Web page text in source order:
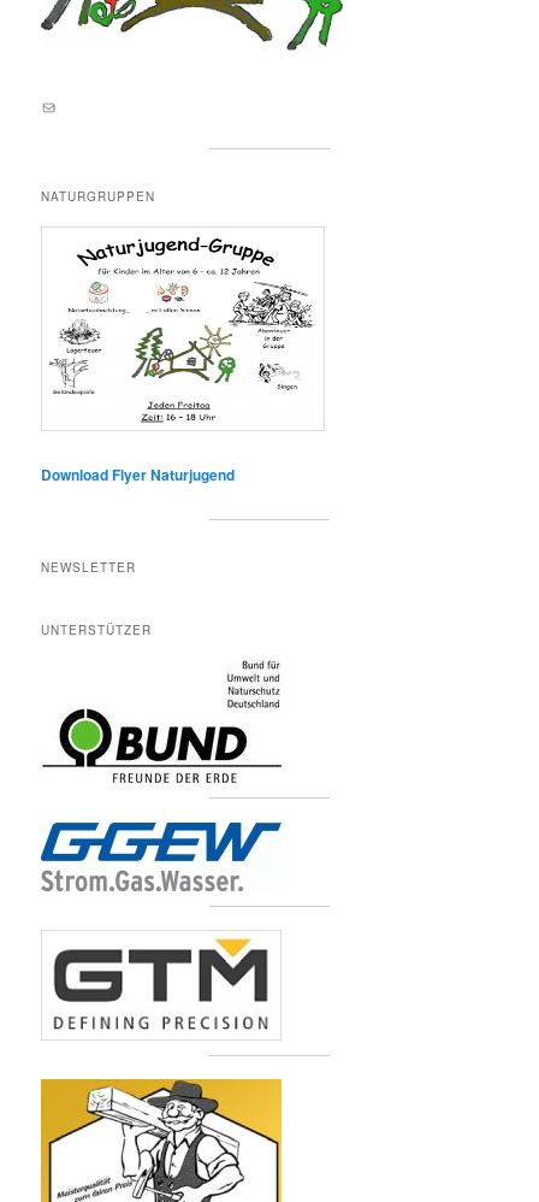
E-Mail an lernortnatur@yahoo.de
NATURGRUPPEN
Download Flyer Naturjugend
NEWSLETTER
UNTERSTÜTZER